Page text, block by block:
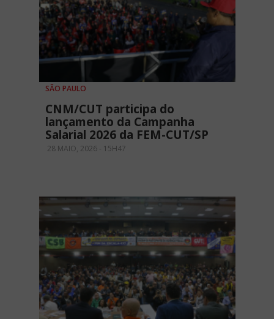
SÃO PAULO
CNM/CUT participa do
lançamento da Campanha
Salarial 2026 da FEM-CUT/SP
28 MAIO, 2026 - 15H47